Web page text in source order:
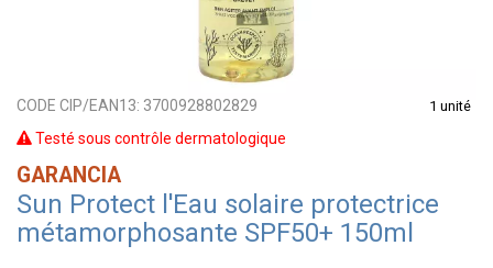
CODE CIP/EAN13: 3700928802829 1 unité
Testé sous contrôle dermatologique
GARANCIA
Sun Protect l'Eau solaire protectrice
métamorphosante SPF50+ 150ml